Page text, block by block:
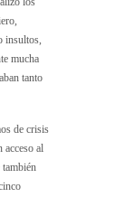
insultos,
mucha
tanto
de crisis
acceso al
también